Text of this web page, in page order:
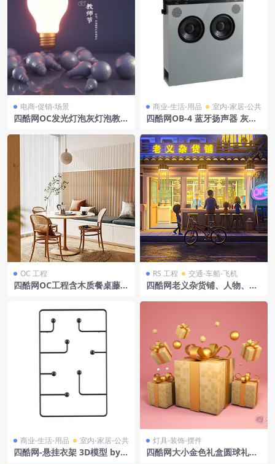
电商-促销-场景
四酷网OC发光灯泡灰灯泡教师
商业-生活-用品 室内-家居-公共
四酷网OB-4 蓝牙扬声器 灰色
OC 工程
四酷网OC工程含木质餐桌藤编
RS 工程 交通-车船-飞机
四酷网老义杂货铺、人物、自
商业-生活-用品 室内-家居-公共
四酷网-悬挂衣架 3D模型 by K
灯具-装饰-摆件
四酷网大小金色礼盒圆球礼品